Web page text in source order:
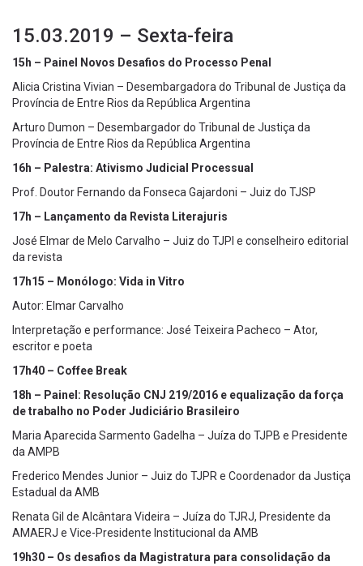
15.03.2019 – Sexta-feira
15h – Painel Novos Desafios do Processo Penal
Alicia Cristina Vivian – Desembargadora do Tribunal de Justiça da
Província de Entre Rios da República Argentina
Arturo Dumon – Desembargador do Tribunal de Justiça da
Província de Entre Rios da República Argentina
16h – Palestra: Ativismo Judicial Processual
Prof. Doutor Fernando da Fonseca Gajardoni – Juiz do TJSP
17h – Lançamento da Revista Literajuris
José Elmar de Melo Carvalho – Juiz do TJPI e conselheiro editorial
da revista
17h15 – Monólogo: Vida in Vitro
Autor: Elmar Carvalho
Interpretação e performance: José Teixeira Pacheco – Ator,
escritor e poeta
17h40 – Coffee Break
18h – Painel: Resolução CNJ 219/2016 e equalização da força
de trabalho no Poder Judiciário Brasileiro
Maria Aparecida Sarmento Gadelha – Juíza do TJPB e Presidente
da AMPB
Frederico Mendes Junior – Juiz do TJPR e Coordenador da Justiça
Estadual da AMB
Renata Gil de Alcântara Videira – Juíza do TJRJ, Presidente da
AMAERJ e Vice-Presidente Institucional da AMB
19h30 – Os desafios da Magistratura para consolidação da